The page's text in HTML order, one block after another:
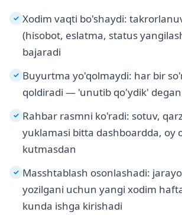
✓ Xodim vaqti bo'shaydi:
(hisobot, eslatma, status
bajaradi
✓ Buyurtma yo'qolmaydi: har bir
qoldiradi — 'unutib qo'ydik'
✓ Rahbar rasmni ko'radi: sotuv,
yuklamasi bitta dashboardda, oy
kutmasdan
✓ Masshtablash osonlashadi:
yozilgani uchun yangi xodim
kunda ishga kirishadi